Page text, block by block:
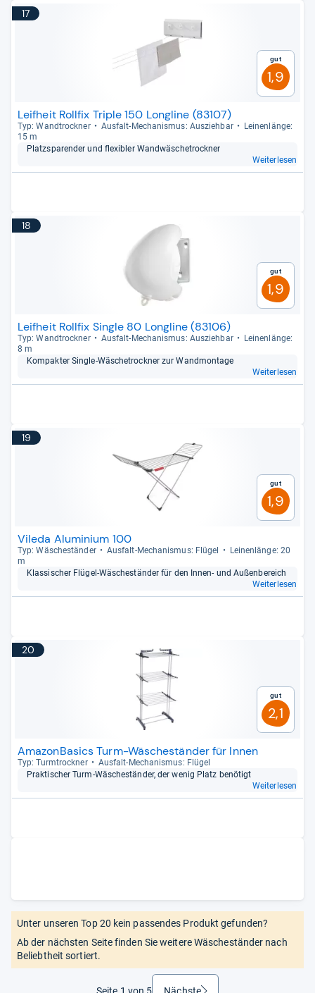
17
Gut
1,9
Leifheit Rollfix Triple 150 Longline (83107)
Typ: Wand­trock­ner Aus­falt-​Mecha­nis­mus: Aus­zieh­bar
Lei­nen­länge:
15 m
Platz­spa­ren­der und fle­xibler Wand­wä­sche­trock­ner
Weiterlesen
18
Gut
1,9
Leifheit Rollfix Single 80 Longline (83106)
Typ: Wand­trock­ner Aus­falt-​Mecha­nis­mus: Aus­zieh­bar
Lei­nen­länge:
8 m
Kom­pak­ter Sin­gle-​Wäsche­trock­ner zur Wand­mon­tage
Weiterlesen
19
Gut
1,9
Vileda Aluminium 100
Typ: Wäsche­stän­der Aus­falt-​Mecha­nis­mus: Flü­gel
Lei­nen­länge: 20
m
Klas­si­scher Flü­gel-​Wäsche­stän­der für den Innen-​ und Außen­be­reich
Weiterlesen
20
Gut
2,1
AmazonBasics Turm-Wäscheständer für Innen
Typ: Turm­trock­ner
Aus­falt-​Mecha­nis­mus: Flü­gel
Prak­ti­scher Turm-​Wäsche­stän­der, der wenig Platz benö­tigt
Weiterlesen
Unter unseren Top 20 kein passendes Produkt gefunden?
Ab der nächsten Seite finden Sie weitere Wäscheständer nach
Beliebtheit sortiert.
Seite 1 von 5